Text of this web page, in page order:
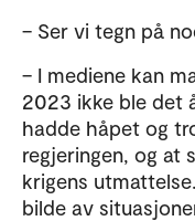
– Ser vi tegn på
– I mediene kan
2023 ikke ble det
hadde håpet og
regjeringen, og at
krigens
bilde av